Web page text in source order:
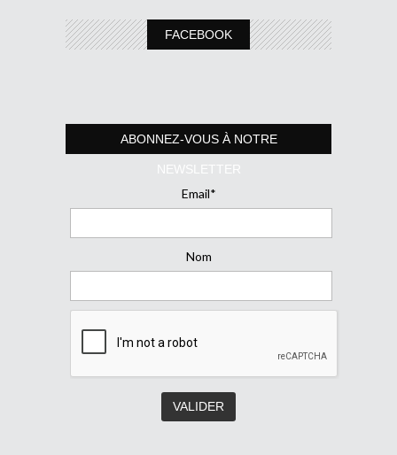
FACEBOOK
ABONNEZ-VOUS À NOTRE
NEWSLETTER
Email*
Nom